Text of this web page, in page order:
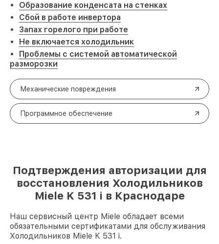
Образование конденсата на стенках
Сбой в работе инвертора
Запах горелого при работе
Не включается холодильник
Проблемы с системой автоматической
разморозки
Механические повреждения
Программное обеспечение
Подтверждения авторизации для
восстановления Холодильников
Miele K 531 i в Краснодаре
Наш сервисный центр Miele обладает всеми
обязательными сертификатами для обслуживания
Холодильников Miele K 531 i.